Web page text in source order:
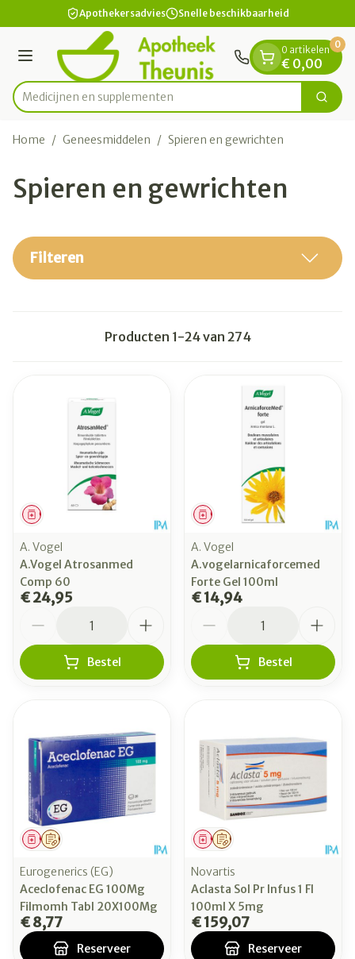
Ga naar de inhoudApothekersadvies Snelle beschikbaarheid
Menu
Product, merk, categorie...
Medicij Zoek
0 artikelen
€ 0,00
0
Home / Geneesmiddelen / Spieren en gewrichten
Spieren en gewrichten
Filteren
Producten 1-24van 274
Geneesmiddel
A. Vogel
A.Vogel Atrosanmed
Comp 60
€ 24,95
Bestel
Geneesmiddel
A. Vogel
A.vogelarnicaforcemed
Forte Gel 100ml
€ 14,94
Bestel
Op voorschrift
Geneesmiddel
Eurogenerics (EG)
Aceclofenac EG 100Mg
Filmomh Tabl 20X100Mg
€ 8,77
Reserveer
Op voorschrift
Geneesmiddel
Novartis
Aclasta Sol Pr Infus 1 Fl
100ml X 5mg
€ 159,07
Reserveer